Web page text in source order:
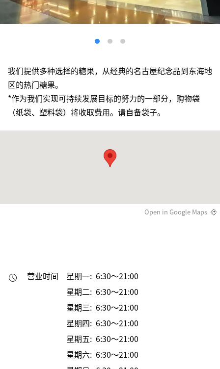
我们提供多种选择的糖果，从经典的名古屋纪念品到东海地
区的热门糖果。
*作为我们实现可持续发展目标的努力的一部分，购物袋
（纸袋、塑料袋）将收取费用。请自备袋子。
Open in Google Maps
营业时间
星期一: 6:30～21:00
星期二: 6:30～21:00
星期三: 6:30～21:00
星期四: 6:30～21:00
星期五: 6:30～21:00
星期六: 6:30～21:00